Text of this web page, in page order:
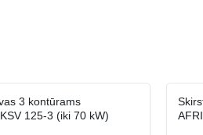
3 kontūrams
125-3 (iki 70 kW)